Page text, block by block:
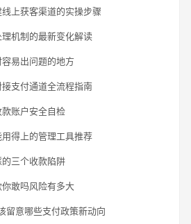
上获客渠道的实操步骤
机制的最新变化解读
容易出问题的地方
支付通道全流程指南
款账户安全自检
得上的管理工具推荐
的三个收款陷阱
你敢吗风险有多大
留意哪些支付政策新动向